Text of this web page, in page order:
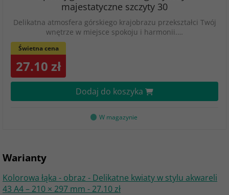
majestatyczne szczyty 30
Delikatna atmosfera górskiego krajobrazu przekształci Twój
wnętrze w miejsce spokoju i harmonii.…
Świetna cena
27.10 zł
Dodaj do koszyka
W magazynie
Warianty
Kolorowa łąka - obraz - Delikatne kwiaty w stylu akwareli
43 A4 – 210 × 297 mm - 27.10 zł